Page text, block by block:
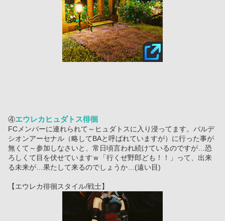
④エウレカヒュダトス徘徊
FCメンバーに連れられて～ヒュダトスに入り浸ってます。バルデ
シオンアーセナル（略してBAと呼ばれていますが）に行った事が
無くて～参加しなさいと、常日頃言われ続けているのですが…恐
ろしくて目を伏せていますｗ「行くぜ野郎ども！！」って、出来
る未来が…果たして来るのでしょうか…(遠い目)
【エウレカ徘徊スタイル/戦士】